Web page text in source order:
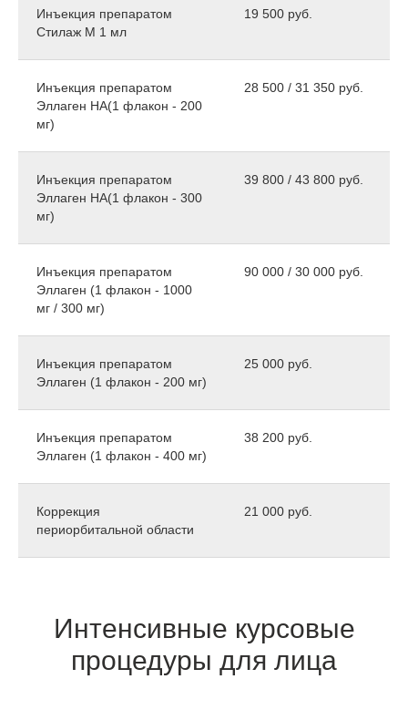
Инъекция препаратом
Стилаж М 1 мл
19 500 руб.
Инъекция препаратом
Эллаген НА(1 флакон - 200
мг)
28 500 / 31 350 руб.
Инъекция препаратом
Эллаген НА(1 флакон - 300
мг)
39 800 / 43 800 руб.
Инъекция препаратом
Эллаген (1 флакон - 1000
мг / 300 мг)
90 000 / 30 000 руб.
Инъекция препаратом
Эллаген (1 флакон - 200 мг)
25 000 руб.
Инъекция препаратом
Эллаген (1 флакон - 400 мг)
38 200 руб.
Коррекция
периорбитальной области
21 000 руб.
Интенсивные курсовые
процедуры для лица